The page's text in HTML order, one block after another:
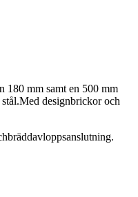
180 mm samt en 500 mm
designbrickor och